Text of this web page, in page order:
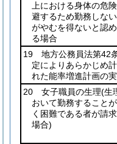
上における身体の危
避するため勤務しな
がやむを得ないと認
る場合
19 地方公務員法第42
定によりあらかじめ
れた能率増進計画の
20 女子職員の生理(生
おいて勤務すること
く困難である者が請
場合)